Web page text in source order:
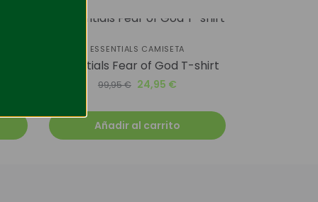
ESSENTIALS CAMISETA
Essentials Fear of God T-shirt
99,95€ 24,95 €
Añadir al carrito